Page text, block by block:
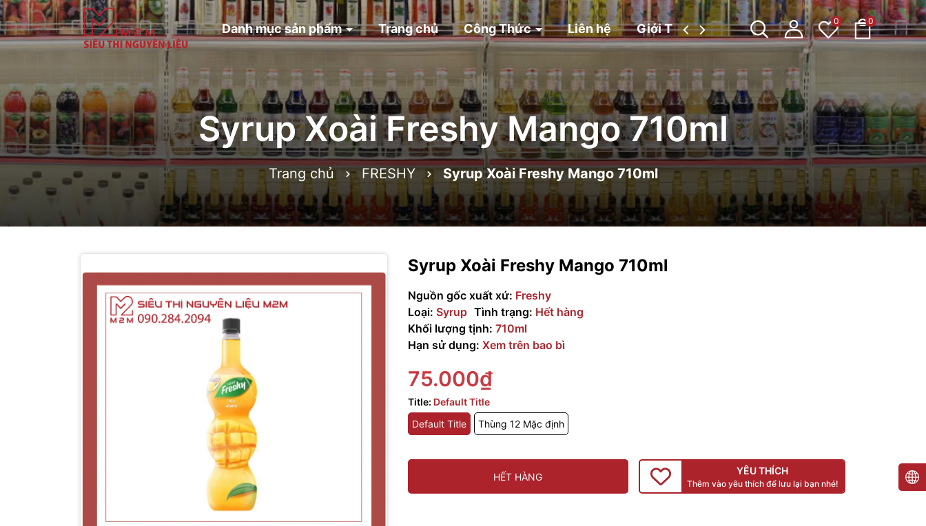
Danh mục sản phẩm Trang chủ Công Thức Liên hệ Giới Thiệu Tin tức 0 0
Syrup Xoài Freshy Mango 710ml
Trang chủ FRESHY Syrup Xoài Freshy Mango 710ml
Syrup Xoài Freshy Mango 710ml
Nguồn gốc xuất xứ: Freshy
Loại: Syrup Tình trạng: Hết hàng
Khối lượng tịnh: 710ml
Hạn sử dụng: Xem trên bao bì
75.000₫
Title: Default Title
Default Title
Thùng 12 Mặc định
HẾT HÀNG
YÊU THÍCH
Thêm vào yêu thích để lưu lại bạn nhé!